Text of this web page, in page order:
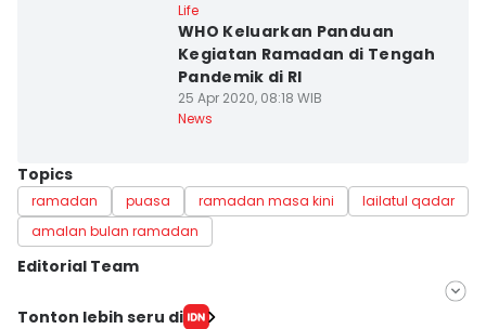
Life
WHO Keluarkan Panduan
Kegiatan Ramadan di Tengah
Pandemik di RI
25 Apr 2020, 08:18 WIB
News
Topics
ramadan puasa ramadan masa kini
lailatul qadar
amalan bulan ramadan
Editorial Team
Editor
Tonton lebih seru di